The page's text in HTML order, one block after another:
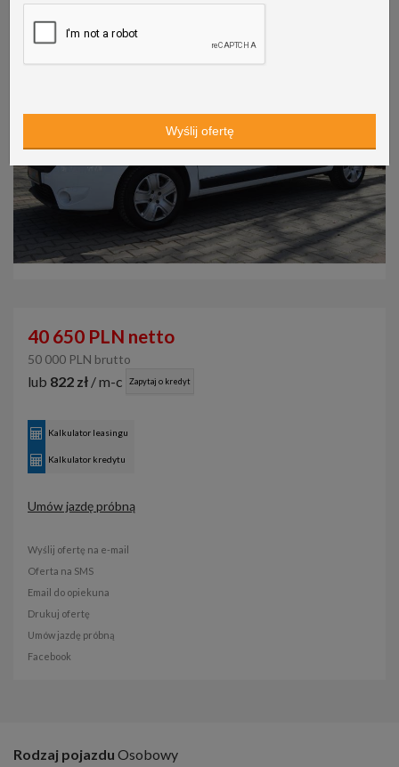
40 650 PLN netto
50 000 PLN brutto
lub 822 zł / m-c Zapytaj o kredyt
Kalkulator leasingu
Kalkulator kredytu
Umów jazdę próbną
Wyślij ofertę na e-mail
Oferta na SMS
Email do opiekuna
Drukuj ofertę
Umów jazdę próbną
Facebook
Rodzaj pojazdu Osobowy